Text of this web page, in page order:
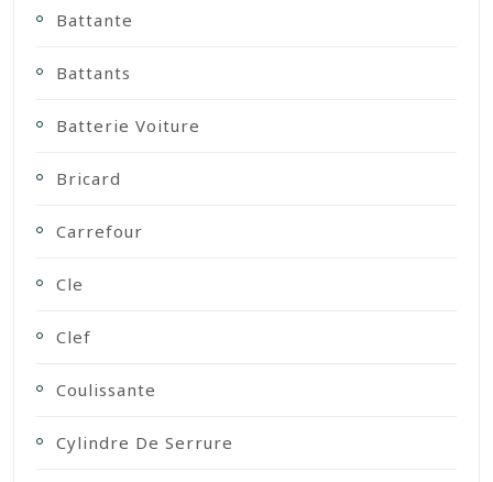
Battante
Battants
Batterie Voiture
Bricard
Carrefour
Cle
Clef
Coulissante
Cylindre De Serrure